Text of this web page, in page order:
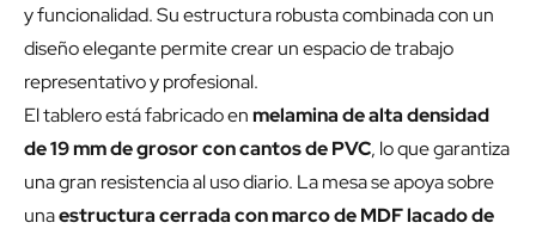
y funcionalidad. Su estructura robusta combinada con un
diseño elegante permite crear un espacio de trabajo
representativo y profesional.
El tablero está fabricado enmelamina de alta densidad
de 19 mm de grosor con cantos de PVC, lo que garantiza
una gran resistencia al uso diario. La mesa se apoya sobre
unaestructura cerrada con marco de MDF lacado de